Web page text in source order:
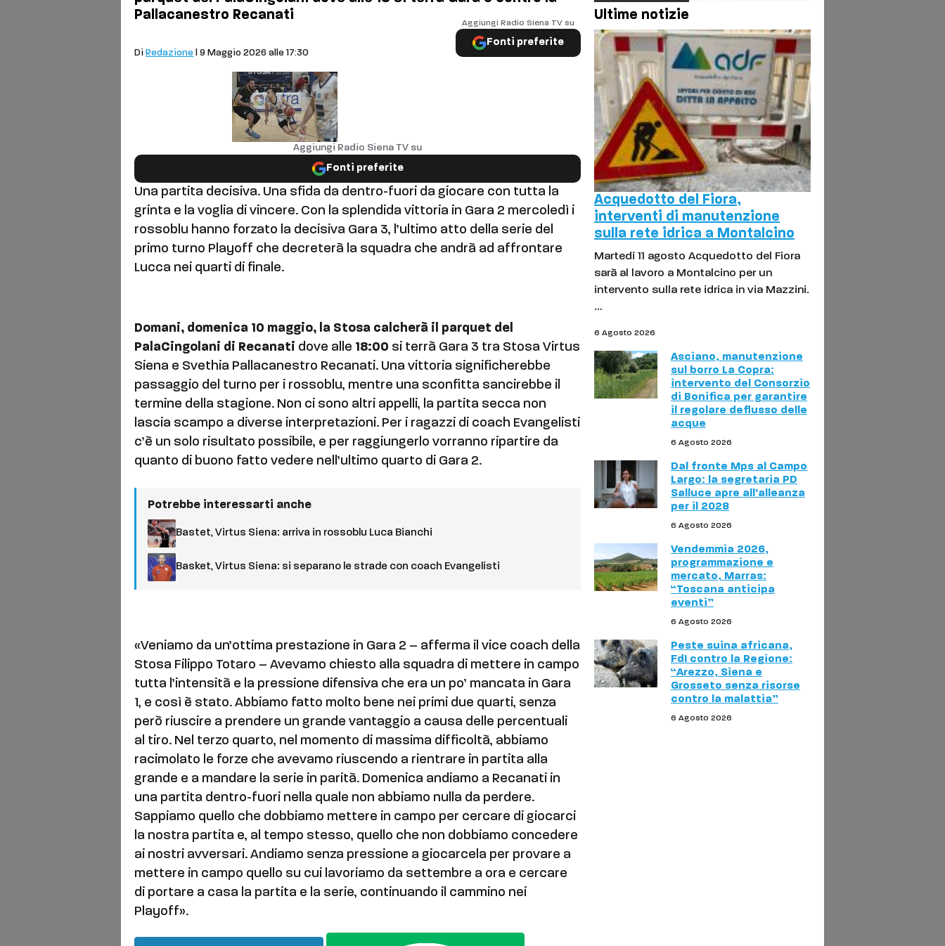
Pallacanestro Recanati
Di Redazione | 9 Maggio 2026 alle 17:30
Aggiungi Radio Siena TV su
Fonti preferite
Aggiungi Radio Siena TV su
Fonti preferite
Una partita decisiva. Una sfida da dentro-fuori da giocare con tutta la
grinta e la voglia di vincere. Con la splendida vittoria in Gara 2 mercoledì i
rossoblu hanno forzato la decisiva Gara 3, l’ultimo atto della serie del
primo turno Playoff che decreterà la squadra che andrà ad affrontare
Lucca nei quarti di finale.
Domani, domenica 10 maggio, la Stosa calcherà il parquet del
PalaCingolani di Recanati dove alle 18:00 si terrà Gara 3 tra Stosa Virtus
Siena e Svethia Pallacanestro Recanati. Una vittoria significherebbe
passaggio del turno per i rossoblu, mentre una sconfitta sancirebbe il
termine della stagione. Non ci sono altri appelli, la partita secca non
lascia scampo a diverse interpretazioni. Per i ragazzi di coach Evangelisti
c’è un solo risultato possibile, e per raggiungerlo vorranno ripartire da
quanto di buono fatto vedere nell’ultimo quarto di Gara 2.
Potrebbe interessarti anche
Bastet, Virtus Siena: arriva in rossoblu Luca Bianchi
Basket, Virtus Siena: si separano le strade con coach Evangelisti
«Veniamo da un’ottima prestazione in Gara 2 – afferma il vice coach della
Stosa Filippo Totaro – Avevamo chiesto alla squadra di mettere in campo
tutta l’intensità e la pressione difensiva che era un po’ mancata in Gara
1, e così è stato. Abbiamo fatto molto bene nei primi due quarti, senza
però riuscire a prendere un grande vantaggio a causa delle percentuali
al tiro. Nel terzo quarto, nel momento di massima difficoltà, abbiamo
racimolato le forze che avevamo riuscendo a rientrare in partita alla
grande e a mandare la serie in parità. Domenica andiamo a Recanati in
una partita dentro-fuori nella quale non abbiamo nulla da perdere.
Sappiamo quello che dobbiamo mettere in campo per cercare di giocarci
la nostra partita e, al tempo stesso, quello che non dobbiamo concedere
ai nostri avversari. Andiamo senza pressione a giocarcela per provare a
mettere in campo quello su cui lavoriamo da settembre a ora e cercare
di portare a casa la partita e la serie, continuando il cammino nei
Playoff».
Ultime notizie
Acquedotto del Fiora,
interventi di manutenzione
sulla rete idrica a Montalcino
Martedì 11 agosto Acquedotto del Fiora
sarà al lavoro a Montalcino per un
intervento sulla rete idrica in via Mazzini.
…
6 Agosto 2026
Asciano, manutenzione
sul borro La Copra:
intervento del Consorzio
di Bonifica per garantire
il regolare deflusso delle
acque
6 Agosto 2026
Dal fronte Mps al Campo
Largo: la segretaria PD
Salluce apre all'alleanza
per il 2028
6 Agosto 2026
Vendemmia 2026,
programmazione e
mercato, Marras:
“Toscana anticipa
eventi”
6 Agosto 2026
Peste suina africana,
FdI contro la Regione:
“Arezzo, Siena e
Grosseto senza risorse
contro la malattia”
6 Agosto 2026